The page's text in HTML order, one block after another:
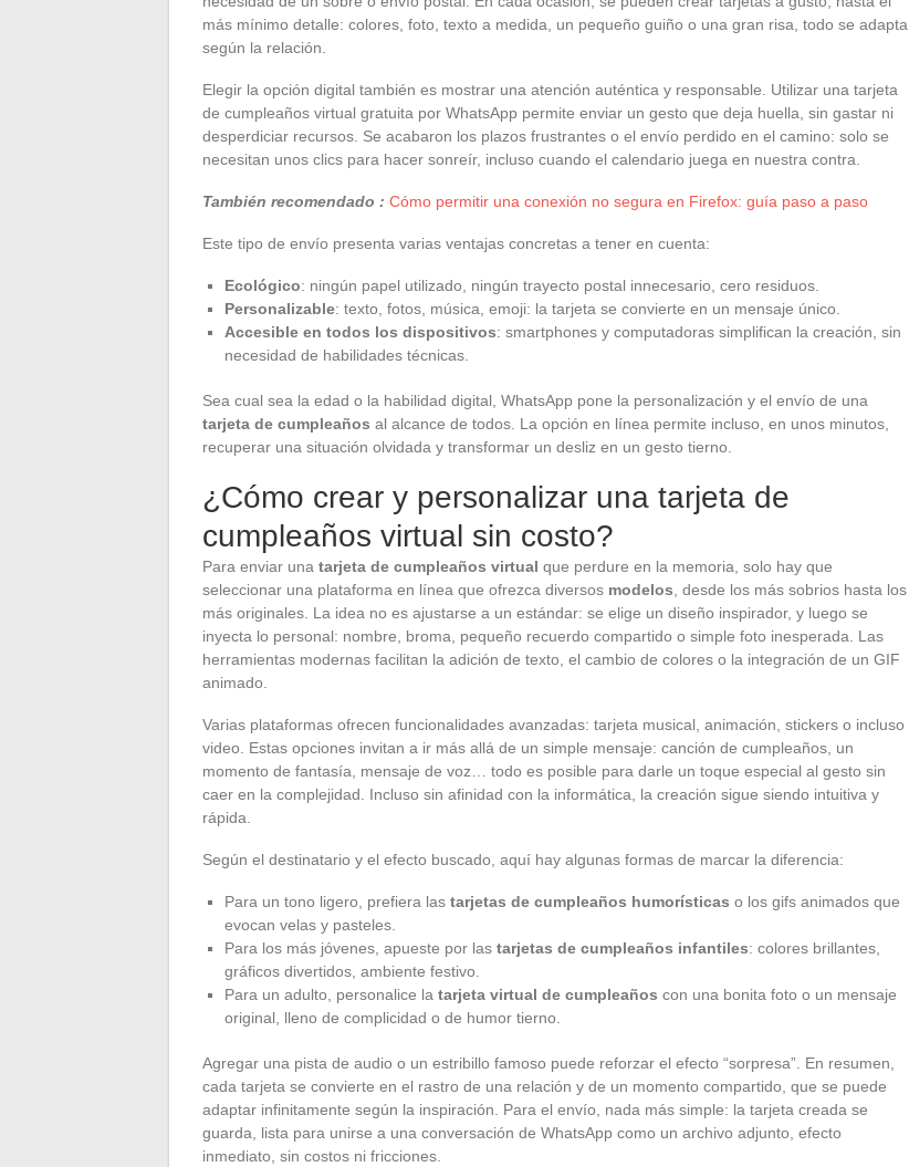
más mínimo detalle: colores, foto, texto a medida, un pequeño guiño o una gran risa, todo se adapta
según la relación.
Elegir la opción digital también es mostrar una atención auténtica y responsable. Utilizar una tarjeta
de cumpleaños virtual gratuita por WhatsApp permite enviar un gesto que deja huella, sin gastar ni
desperdiciar recursos. Se acabaron los plazos frustrantes o el envío perdido en el camino: solo se
necesitan unos clics para hacer sonreír, incluso cuando el calendario juega en nuestra contra.
También recomendado : Cómo permitir una conexión no segura en Firefox: guía paso a paso
Este tipo de envío presenta varias ventajas concretas a tener en cuenta:
Ecológico: ningún papel utilizado, ningún trayecto postal innecesario, cero residuos.
Personalizable: texto, fotos, música, emoji: la tarjeta se convierte en un mensaje único.
Accesible en todos los dispositivos: smartphones y computadoras simplifican la creación, sin
necesidad de habilidades técnicas.
Sea cual sea la edad o la habilidad digital, WhatsApp pone la personalización y el envío de una
tarjeta de cumpleaños al alcance de todos. La opción en línea permite incluso, en unos minutos,
recuperar una situación olvidada y transformar un desliz en un gesto tierno.
¿Cómo crear y personalizar una tarjeta de
cumpleaños virtual sin costo?
Para enviar una tarjeta de cumpleaños virtual que perdure en la memoria, solo hay que
seleccionar una plataforma en línea que ofrezca diversos modelos , desde los más sobrios hasta los
más originales. La idea no es ajustarse a un estándar: se elige un diseño inspirador, y luego se
inyecta lo personal: nombre, broma, pequeño recuerdo compartido o simple foto inesperada. Las
herramientas modernas facilitan la adición de texto, el cambio de colores o la integración de un GIF
animado.
Varias plataformas ofrecen funcionalidades avanzadas: tarjeta musical, animación, stickers o incluso
video. Estas opciones invitan a ir más allá de un simple mensaje: canción de cumpleaños, un
momento de fantasía, mensaje de voz… todo es posible para darle un toque especial al gesto sin
caer en la complejidad. Incluso sin afinidad con la informática, la creación sigue siendo intuitiva y
rápida.
Según el destinatario y el efecto buscado, aquí hay algunas formas de marcar la diferencia:
Para un tono ligero, prefiera las tarjetas de cumpleaños humorísticas o los gifs animados que
evocan velas y pasteles.
Para los más jóvenes, apueste por las tarjetas de cumpleaños infantiles: colores brillantes,
gráficos divertidos, ambiente festivo.
Para un adulto, personalice la tarjeta virtual de cumpleaños con una bonita foto o un mensaje
original, lleno de complicidad o de humor tierno.
Agregar una pista de audio o un estribillo famoso puede reforzar el efecto “sorpresa”. En resumen,
cada tarjeta se convierte en el rastro de una relación y de un momento compartido, que se puede
adaptar infinitamente según la inspiración. Para el envío, nada más simple: la tarjeta creada se
guarda, lista para unirse a una conversación de WhatsApp como un archivo adjunto, efecto
inmediato, sin costos ni fricciones.